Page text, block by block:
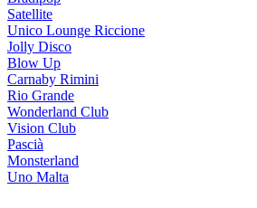
Satellite
Unico Lounge Riccione
Jolly Disco
Blow Up
Carnaby Rimini
Rio Grande
Wonderland Club
Vision Club
Pascià
Monsterland
Uno Malta